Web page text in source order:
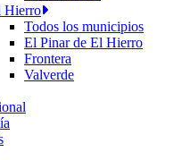
Hierro
Todos los municipios
El Pinar de El Hierro
Frontera
Valverde